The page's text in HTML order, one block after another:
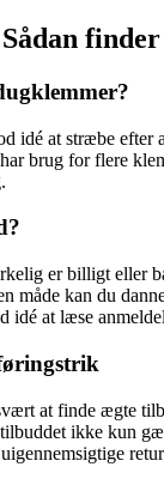
idé at stræbe
brug for flere
er billigt eller
måde kan du
idé at læse
at finde ægte
ikke kun